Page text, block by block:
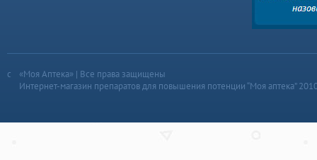
«Моя Аптека» | Все права защищены
Интернет-магазин препаратов для повышения потенции “Моя аптека”